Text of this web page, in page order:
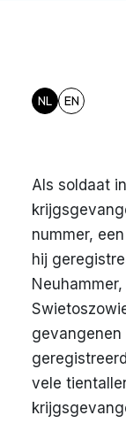
NL EN
Als soldaat
nummer,
hij
gevangenen
vele